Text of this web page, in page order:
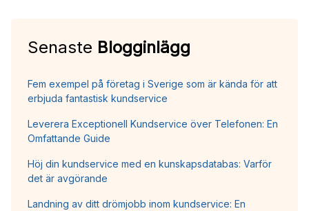
Senaste Blogginlägg
Fem exempel på företag i Sverige som är kända för att
erbjuda fantastisk kundservice
Leverera Exceptionell Kundservice över Telefonen: En
Omfattande Guide
Höj din kundservice med en kunskapsdatabas: Varför
det är avgörande
Landning av ditt drömjobb inom kundservice: En